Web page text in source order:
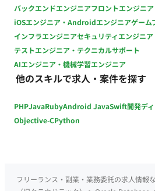
バックエンドエンジニアフロントエンジニア
iOSエンジニア・Androidエンジニアゲーム
インフラエンジニアセキュリティエンジニア
テストエンジニア・テクニカルサポート
AIエンジニア・機械学習エンジニア
他のスキルで求人・案件を探す
PHPJavaRubyAndroid JavaSwift開発デ
Objective-CPython
フリーランス・副業・業務委託の求人情報